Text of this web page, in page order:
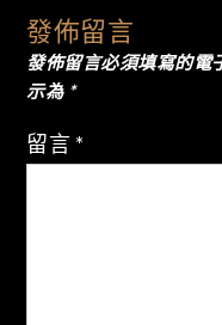
導
覽
發佈留言
發佈留言必須填寫的電
示為 *
留言 *